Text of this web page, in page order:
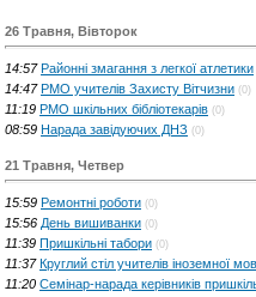
26 Травня, Вівторок
14:57 Районні змагання з легкої атлетики
14:47 РМО учителів Захисту Вітчизни (0)
11:19 РМО шкільних бібліотекарів (0)
08:59 Нарада завідуючих ДНЗ (0)
21 Травня, Четвер
15:59 Ремонтні роботи (0)
15:56 День вишиванки (0)
11:39 Пришкільні табори (0)
11:37 Круглий стіл учителів іноземної
11:20 Семінар-нарада керівників